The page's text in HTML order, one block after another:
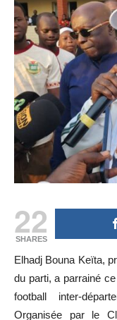
22
SHARES
Elhadj Bouna Keïta,
du parti, a parrainé
football inter-
Organisée par le